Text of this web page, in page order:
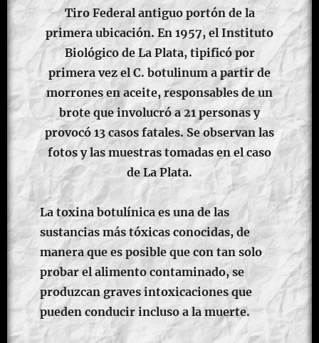
Tiro Federal antiguo portón de la
primera ubicación. En 1957, el Instituto
Biológico de La Plata, tipificó por
primera vez el C. botulinum a partir de
morrones en aceite, responsables de un
brote que involucró a 21 personas y
provocó 13 casos fatales. Se observan las
fotos y las muestras tomadas en el caso
de La Plata.
La toxina botulínica es una de las
sustancias más tóxicas conocidas, de
manera que es posible que con tan solo
probar el alimento contaminado, se
produzcan graves intoxicaciones que
pueden conducir incluso a la muerte.